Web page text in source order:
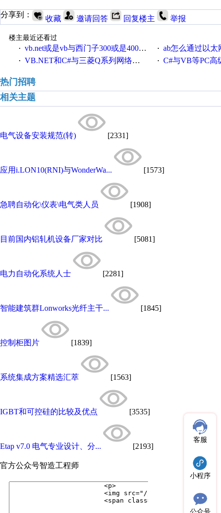
分享到： 收藏 邀请回答 回复楼主 举报
楼主最近还看过
· vb.net或是vb与西门子300或是400plc通信怎么想编写呀！ · ab怎么通过以太网
· VB.NET和C#与三菱Q系列网络通讯的源代码 · C#与VB等PC高级语言与
热门招聘
相关主题
电气设备安装规范(转) [2331]
应用i.LON10(RNI)与WonderWa... [1573]
急聘自动化\仪表\电气类人员 [1908]
目前国内铝轧机设备厂家对比 [5081]
电力自动化系统人士 [2281]
智能建筑群Lonworks光纤主干... [1845]
控制柜图片 [1839]
系统集成方案精选汇萃 [1563]
IGBT和可控硅的比较及优点 [3535]
Etap v7.0 电气专业设计、分... [2193]
官方公众号智造工程师
客服
小程序